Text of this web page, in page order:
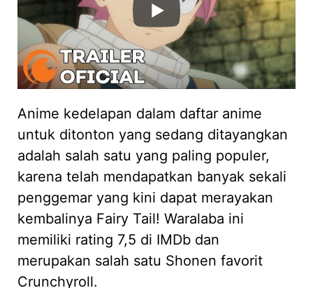
Anime kedelapan dalam daftar anime
untuk ditonton yang sedang ditayangkan
adalah salah satu yang paling populer,
karena telah mendapatkan banyak sekali
penggemar yang kini dapat merayakan
kembalinya Fairy Tail! Waralaba ini
memiliki rating 7,5 di IMDb dan
merupakan salah satu Shonen favorit
Crunchyroll.